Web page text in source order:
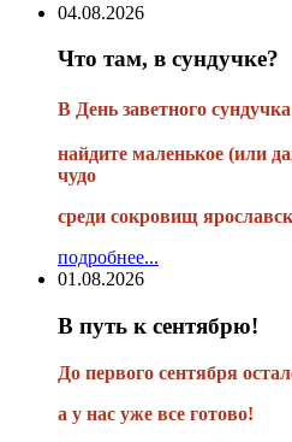
04.08.2026
Что там, в сундучке?
В День заветного сундучка
найдите маленькое (или
чудо
среди сокровищ
подробнее...
01.08.2026
В путь к сентябрю!
До первого сентября
а у нас уже все готово!